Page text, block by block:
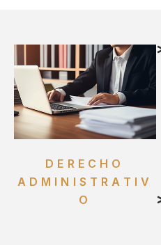
DERECHO
ADMINISTRATIV
O